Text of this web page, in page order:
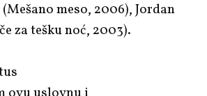
(Mešano meso, 2006),Jordan
za tešku noć, 2003).